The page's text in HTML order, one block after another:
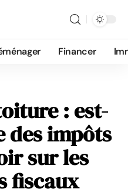
Financer
: est-
des impôts
sur les
fiscaux